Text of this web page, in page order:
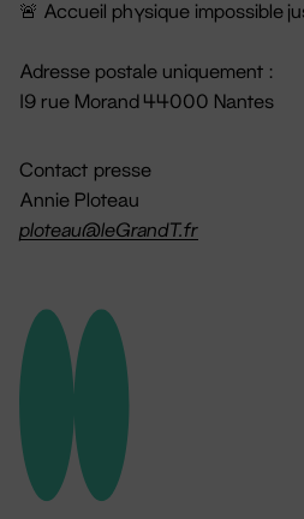
🚨 Accueil physique impossible
Adresse postale uniquement :
19 rue Morand 44000 Nantes
Contact presse
Annie Ploteau
ploteau@leGrandT.fr